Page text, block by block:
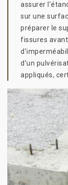
assurer
sur une
préparer le
fissures
d’un
appliqués,